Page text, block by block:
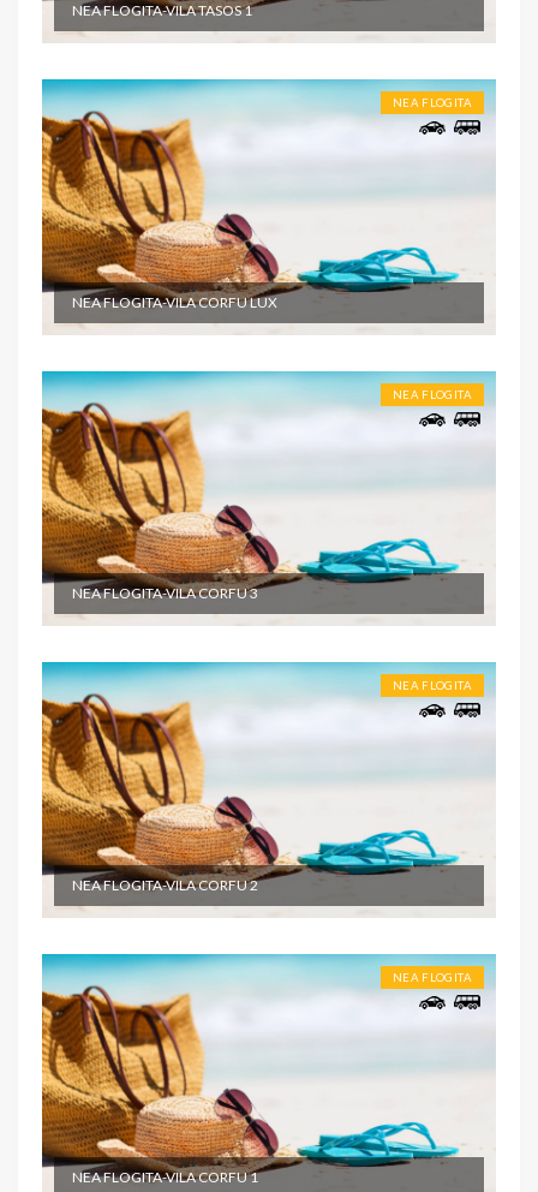
NEA FLOGITA-VILA TASOS 1
NEA FLOGITA
NEA FLOGITA-VILA CORFU LUX
NEA FLOGITA
NEA FLOGITA-VILA CORFU 3
NEA FLOGITA
NEA FLOGITA-VILA CORFU 2
NEA FLOGITA
NEA FLOGITA-VILA CORFU 1